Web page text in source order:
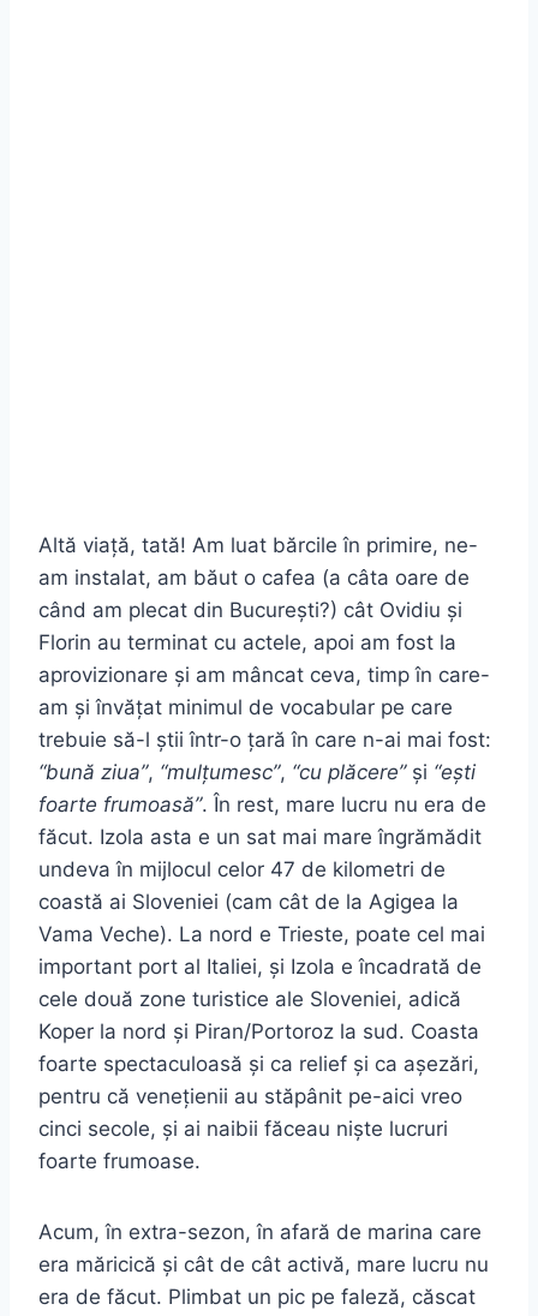
Altă viață, tată! Am luat bărcile în primire, ne-
am instalat, am băut o cafea (a câta oare de
când am plecat din București?) cât Ovidiu și
Florin au terminat cu actele, apoi am fost la
aprovizionare și am mâncat ceva, timp în care-
am și învățat minimul de vocabular pe care
trebuie să-l știi într-o țară în care n-ai mai fost:
“bună ziua”, “mulțumesc”, “cu plăcere”și “ești
foarte frumoasă”. În rest, mare lucru nu era de
făcut. Izola asta e un sat mai mare îngrămădit
undeva în mijlocul celor 47 de kilometri de
coastă ai Sloveniei (cam cât de la Agigea la
Vama Veche). La nord e Trieste, poate cel mai
important port al Italiei, și Izola e încadrată de
cele două zone turistice ale Sloveniei, adică
Koper la nord și Piran/Portoroz la sud. Coasta
foarte spectaculoasă și ca relief și ca așezări,
pentru că venețienii au stăpânit pe-aici vreo
cinci secole, și ai naibii făceau niște lucruri
foarte frumoase.
Acum, în extra-sezon, în afară de marina care
era măricică și cât de cât activă, mare lucru nu
era de făcut. Plimbat un pic pe faleză, căscat